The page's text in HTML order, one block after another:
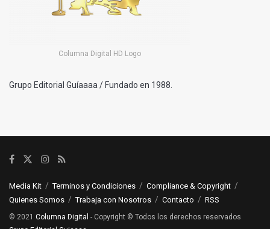
Columna Digital HD Logo
Grupo Editorial Guíaaaa / Fundado en 1988.
Media Kit Terminos y Condiciones
Compliance & Copyright
Quienes Somos
Trabaja con Nosotros Contacto RSS
© 2021 Columna Digital - Copyright © Todos los derechos reservados